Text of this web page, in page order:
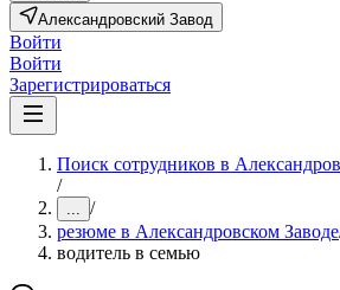
Александровский Завод
Войти
Войти
Зарегистрироваться
Поиск сотрудников в
/
... /
резюме в Александровском Заводе
водитель в семью